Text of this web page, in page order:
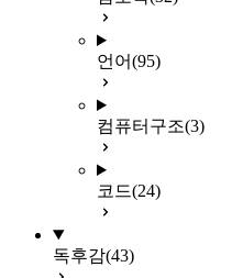
언어(95)
컴퓨터구조(3)
코드(24)
독후감(43)